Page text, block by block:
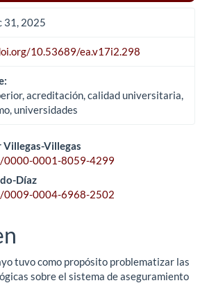
31, 2025
10.53689/ea.v17i2.298
acreditación, calidad universitaria,
universidades
Villegas-Villegas
0000-0001-8059-4299
Díaz
0009-0004-6968-2502
tuvo como propósito problematizar las
sobre el sistema de aseguramiento